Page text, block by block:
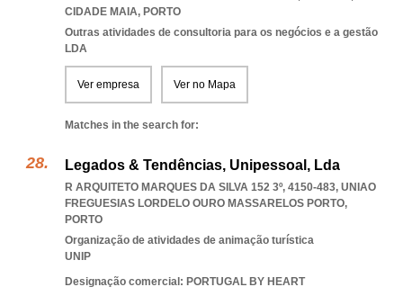
CIDADE MAIA, PORTO
Outras atividades de consultoria para os negócios e a gestão
LDA
Ver empresa Ver no Mapa
Matches in the search for:
Legados & Tendências, Unipessoal, Lda
R ARQUITETO MARQUES DA SILVA 152 3º, 4150-483, UNIAO
FREGUESIAS LORDELO OURO MASSARELOS PORTO,
PORTO
Organização de atividades de animação turística
UNIP
Designação comercial: PORTUGAL BY HEART